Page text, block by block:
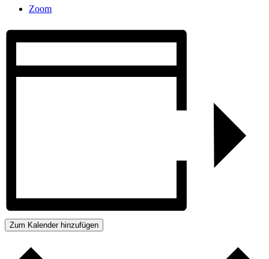
Zoom
Zum Kalender hinzufügen